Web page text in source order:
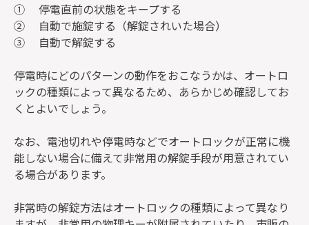
① 停電直前の状態をキープする
② 自動で施錠する（解錠されいた場合）
③ 自動で解錠する
停電時にどのパターンの動作をおこなうかは、オートロ
ックの種類によって異なるため、あらかじめ確認してお
くとよいでしょう。
なお、電池切れや停電時などでオートロックが正常に機
能しない場合に備えて非常用の解錠手段が用意されてい
る場合があります。
非常時の解錠方法はオートロックの種類によって異なり